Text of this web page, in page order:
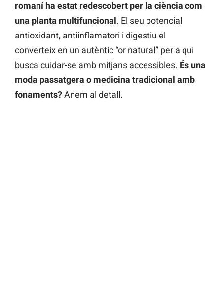
romaní ha estat redescobert per la ciència com
una planta multifuncional. El seu potencial
antioxidant, antiinflamatori i digestiu el
converteix en un autèntic “or natural” per a qui
busca cuidar-se amb mitjans accessibles. És una
moda passatgera o medicina tradicional amb
fonaments?Anem al detall.